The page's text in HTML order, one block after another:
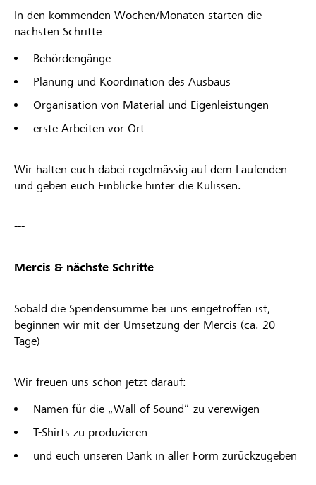
In den kommenden Wochen/Monaten starten die
nächsten Schritte:
Behördengänge
Planung und Koordination des Ausbaus
Organisation von Material und Eigenleistungen
erste Arbeiten vor Ort
Wir halten euch dabei regelmässig auf dem Laufenden
und geben euch Einblicke hinter die Kulissen.
---
Mercis & nächste Schritte
Sobald die Spendensumme bei uns eingetroffen ist,
beginnen wir mit der Umsetzung der Mercis (ca. 20
Tage)
Wir freuen uns schon jetzt darauf:
Namen für die „Wall of Sound“ zu verewigen
T-Shirts zu produzieren
und euch unseren Dank in aller Form zurückzugeben